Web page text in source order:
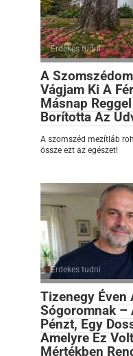
Érdekes tudni
A
Vágjam Ki A
Másnap
Borította Az
A szomszéd mezítláb
össze ezt az egészet!
Érdekes tudni
Tizenegy Éven
Sógoromnak –
Pénzt, Egy
Amelyre Ez
Mértékben